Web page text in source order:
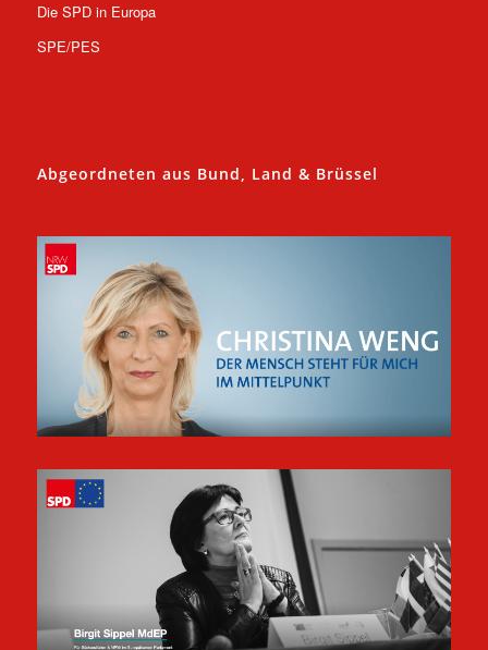
Die SPD in Europa
SPE/PES
Abgeordneten aus Bund, Land & Brüssel